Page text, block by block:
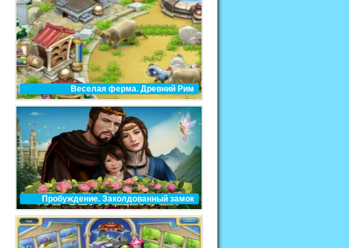
Веселая ферма. Древний Рим
Пробуждение. Заколдованный замок